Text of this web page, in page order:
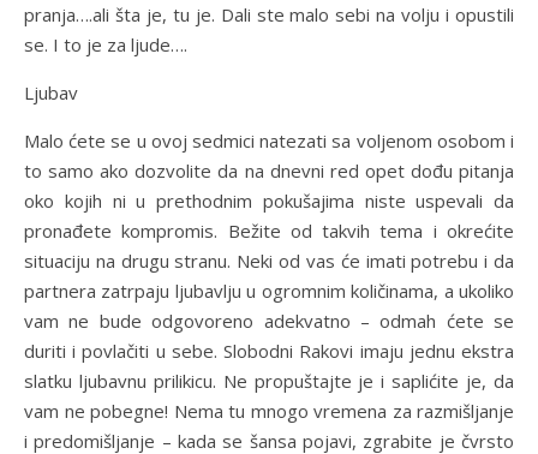
pranja….ali šta je, tu je. Dali ste malo sebi na volju i opustili
se. I to je za ljude….
Ljubav
Malo ćete se u ovoj sedmici natezati sa voljenom osobom i
to samo ako dozvolite da na dnevni red opet dođu pitanja
oko kojih ni u prethodnim pokušajima niste uspevali da
pronađete kompromis. Bežite od takvih tema i okrećite
situaciju na drugu stranu. Neki od vas će imati potrebu i da
partnera zatrpaju ljubavlju u ogromnim količinama, a ukoliko
vam ne bude odgovoreno adekvatno – odmah ćete se
duriti i povlačiti u sebe. Slobodni Rakovi imaju jednu ekstra
slatku ljubavnu prilikicu. Ne propuštajte je i saplićite je, da
vam ne pobegne! Nema tu mnogo vremena za razmišljanje
i predomišljanje – kada se šansa pojavi, zgrabite je čvrsto